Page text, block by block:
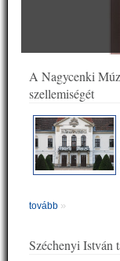
A Nagycenki
szellemiségét
tovább »
Széchenyi István